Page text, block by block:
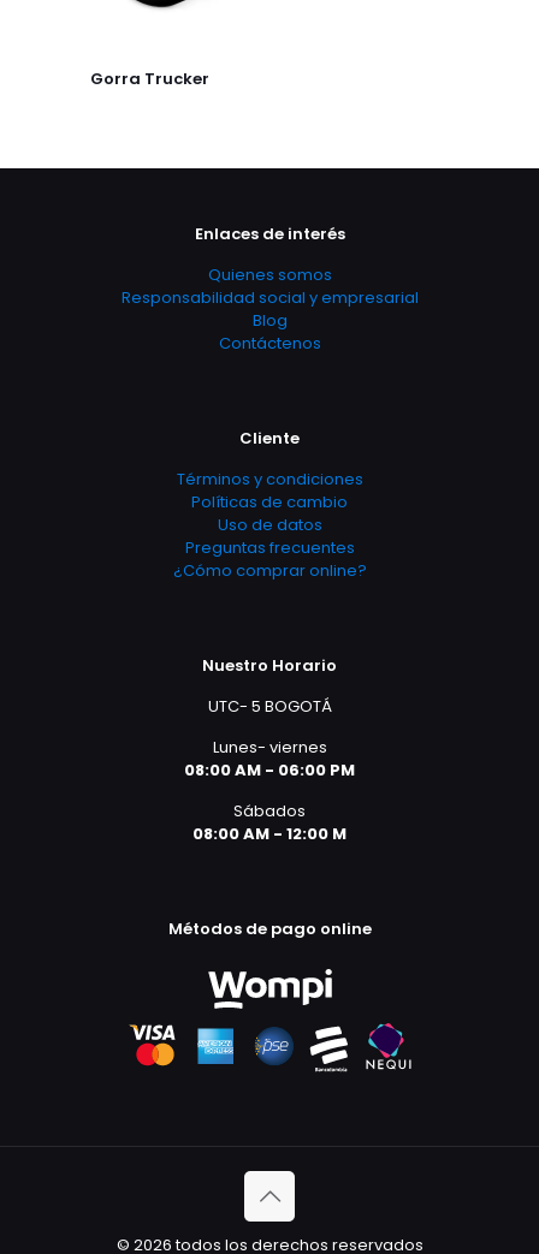
Gorra Trucker
Enlaces de interés
Quienes somos
Responsabilidad social y empresarial
Blog
Contáctenos
Cliente
Términos y condiciones
Políticas de cambio
Uso de datos
Preguntas frecuentes
¿Cómo comprar online?
Nuestro Horario
UTC- 5 BOGOTÁ
Lunes- viernes
08:00 AM - 06:00 PM
Sábados
08:00 AM - 12:00 M
Métodos de pago online
© 2026 todos los derechos reservados